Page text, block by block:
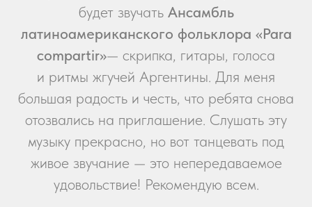
будет звучать Ансамбль
латиноамериканского фольклора «Para
compartir»— скрипка, гитары, голоса
и ритмы жгучей Аргентины. Для меня
большая радость и честь, что ребята снова
отозвались на приглашение. Слушать эту
музыку прекрасно, но вот танцевать под
живое звучание — это непередаваемое
удовольствие! Рекомендую всем.